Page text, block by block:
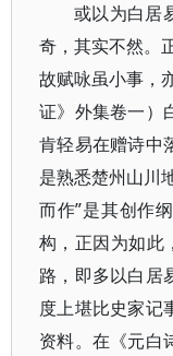
或以为白居
奇，其实不然。
故赋咏虽小事，
证》外集卷一）
肯轻易在赠诗中
是熟悉楚州山川
而作”是其创作
构，正因为如此
路，即多以白居
度上堪比史家记
资料。在《元白